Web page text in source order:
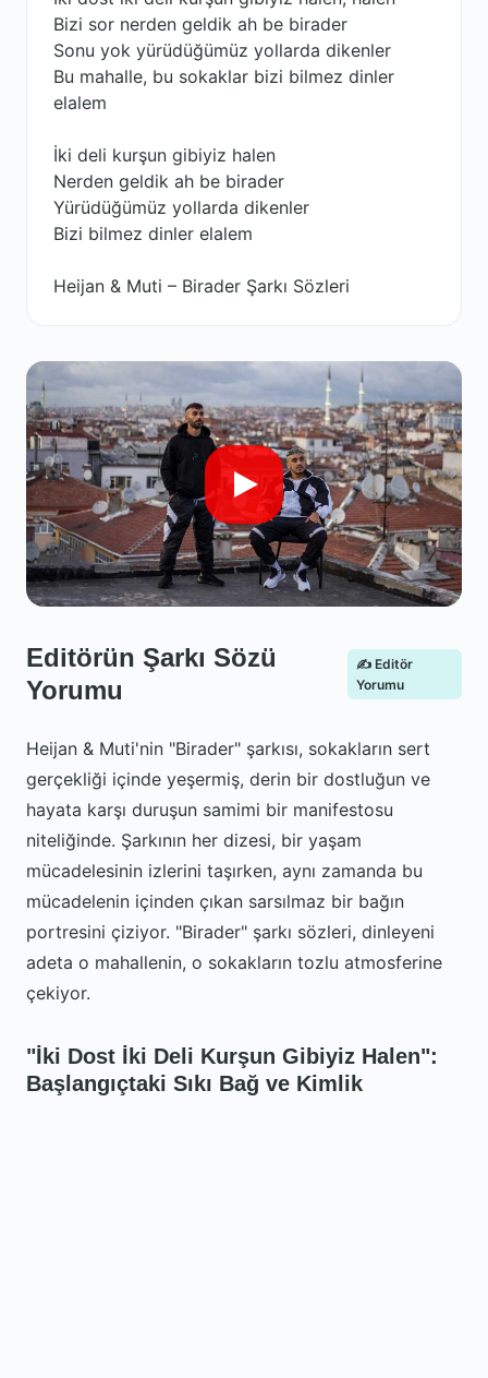
Bizi sor nerden geldik ah be birader
Sonu yok yürüdüğümüz yollarda dikenler
Bu mahalle, bu sokaklar bizi bilmez dinler
elalem
İki deli kurşun gibiyiz halen
Nerden geldik ah be birader
Yürüdüğümüz yollarda dikenler
Bizi bilmez dinler elalem
Heijan & Muti – Birader Şarkı Sözleri
Editörün Şarkı Sözü
Yorumu
✍️ Editör
Yorumu
Heijan & Muti'nin "Birader" şarkısı, sokakların sert
gerçekliği içinde yeşermiş, derin bir dostluğun ve
hayata karşı duruşun samimi bir manifestosu
niteliğinde. Şarkının her dizesi, bir yaşam
mücadelesinin izlerini taşırken, aynı zamanda bu
mücadelenin içinden çıkan sarsılmaz bir bağın
portresini çiziyor. "Birader" şarkı sözleri, dinleyeni
adeta o mahallenin, o sokakların tozlu atmosferine
çekiyor.
"İki Dost İki Deli Kurşun Gibiyiz Halen":
Başlangıçtaki Sıkı Bağ ve Kimlik